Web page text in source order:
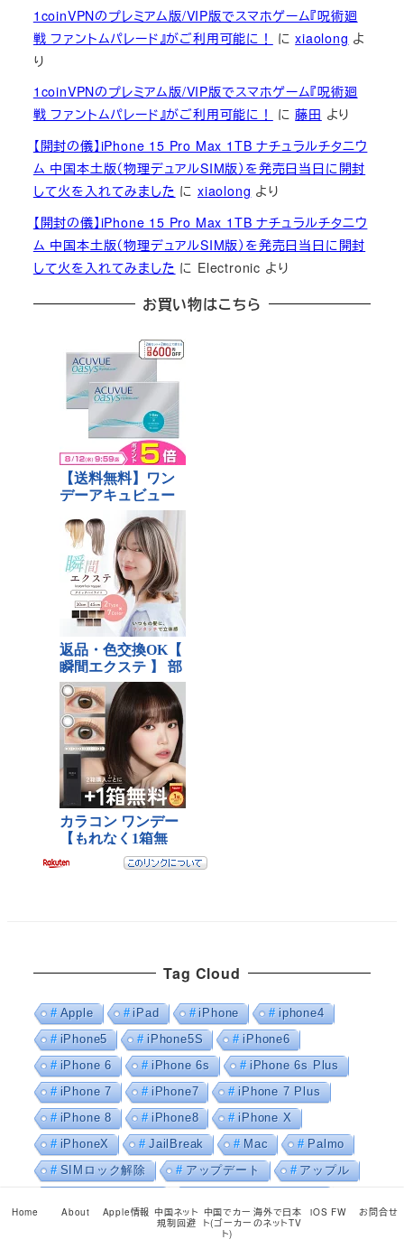
1coinVPNのプレミアム版/VIP版でスマホゲーム『呪術廻
戦 ファントムパレード』がご利用可能に！
にxiaolong よ
り
1coinVPNのプレミアム版/VIP版でスマホゲーム『呪術廻
戦 ファントムパレード』がご利用可能に！
に藤田 より
【開封の儀】iPhone 15 Pro Max 1TB ナチュラルチタニウ
ム 中国本土版（物理デュアルSIM版）を発売日当日に開封
して火を入れてみました にxiaolong より
【開封の儀】iPhone 15 Pro Max 1TB ナチュラルチタニウ
ム 中国本土版（物理デュアルSIM版）を発売日当日に開封
して火を入れてみました に Electronic より
お買い物はこちら
Tag Cloud
Apple iPad iPhone
iphone4
iPhone5
iPhone5S
iPhone6
iPhone 6
iPhone 6s
iPhone 6s Plus
iPhone 7
iPhone7
iPhone 7 Plus
iPhone 8
iPhone8
iPhone X
iPhoneX
JailBreak Mac
Palmo
SIMロック解除
アップデート
アップル
リーク 中国
発売日
Home About Apple情報 中国ネット
規制回避
中国でカー
ト(ゴーカー
ト)
海外で日本
のネットTV
iOS FW お問合せ